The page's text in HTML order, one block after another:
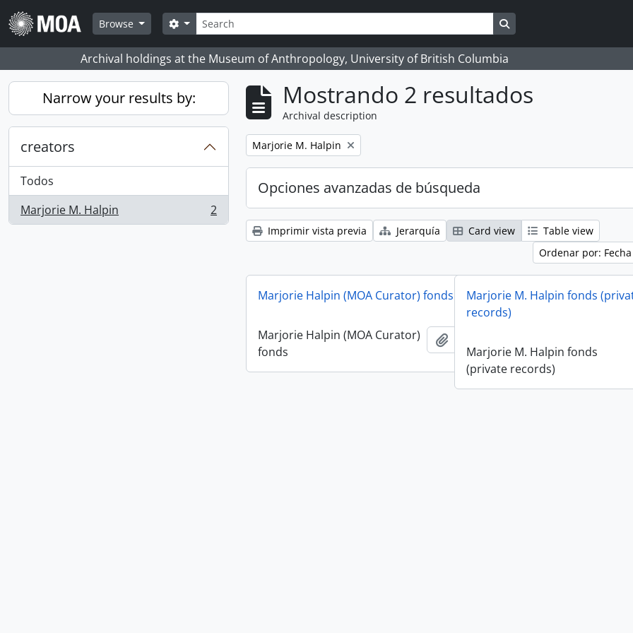
Skip to main content
Browse
Búsqueda
Search options Search in browse page
Archival holdings at the Museum of Anthropology, University of British Columbia
Narrow your results by:
creators
Todos
Marjorie M. Halpin
, 2 resultados 2
Mostrando 2 resultados
Archival description
Remove filter:
Marjorie M. Halpin
Opciones avanzadas de búsqueda
Imprimir vista previa Jerarquía Card view
Table view
Ordenar por:
Marjorie Halpin (MOA Curator) fonds
Marjorie Halpin (MOA Curator)
fonds
Marjorie M. Halpin fonds
records)
Marjorie M. Halpin fonds
(private records)